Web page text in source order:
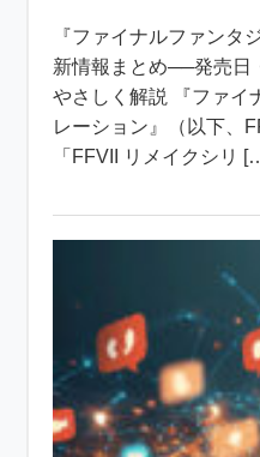
『ファイナルファンタ
新情報まとめ──発売日
やさしく解説 『ファイ
レーション』（以下、
「FFVII リメイクシリ